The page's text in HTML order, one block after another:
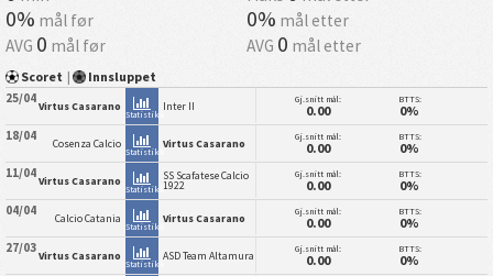
0% mål før 0% mål etter
AVG 0 mål før AVG 0 mål etter
Scoret | Innsluppet
25/04Virtus Casarano
Statistikk
Inter II Gj.snitt mål:
0.00
BTTS:
0%
18/04 Cosenza Calcio
Statistikk
Virtus Casarano Gj.snitt mål:
0.00
BTTS:
0%
11/04Virtus Casarano
Statistikk
SS Scafatese Calcio
1922
Gj.snitt mål:
0.00
BTTS:
0%
04/04 Calcio Catania
Statistikk
Virtus Casarano Gj.snitt mål:
0.00
BTTS:
0%
27/03Virtus Casarano
Statistikk
ASD Team Altamura Gj.snitt mål:
0.00
BTTS:
0%